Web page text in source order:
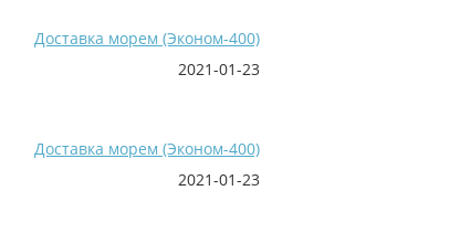
Доставка морем (Эконом-400)
2021-01-23
Доставка морем (Эконом-400)
2021-01-23